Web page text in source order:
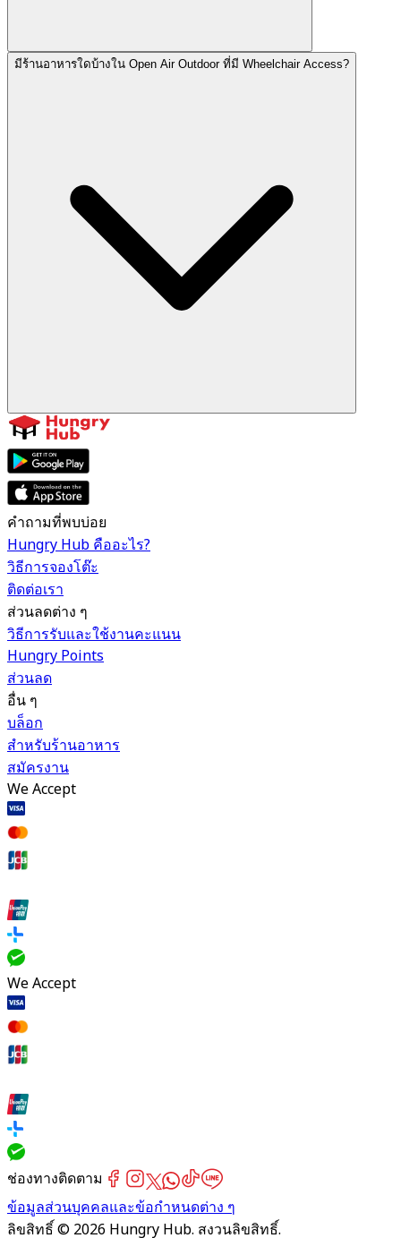
มีร้านอาหารใดบ้างใน Open Air Outdoor ที่มี Wheelchair Access?
คำถามที่พบบ่อย
Hungry Hub คืออะไร?
วิธีการจองโต๊ะ
ติดต่อเรา
ส่วนลดต่าง ๆ
วิธีการรับและใช้งานคะแนน
Hungry Points
ส่วนลด
อื่น ๆ
บล็อก
สำหรับร้านอาหาร
สมัครงาน
We Accept
We Accept
ช่องทางติดตาม
ข้อมูลส่วนบุคคลและข้อกำหนดต่าง ๆ
ลิขสิทธิ์ © 2026 Hungry Hub. สงวนลิขสิทธิ์.